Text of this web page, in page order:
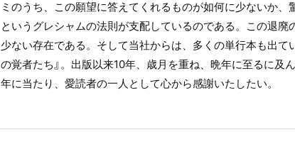
ミのうち、この願望に答えてくれるものが如何に少ないか、
というグレシャムの法則が支配しているのである。この退廃
少ない存在である。そして当社からは、多くの単行本も出
の覚者たち』。出版以来10年、歳月を重ね、晩年に至るに
年に当たり、愛読者の一人として心から感謝いたしたい。